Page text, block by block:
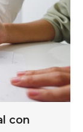
con